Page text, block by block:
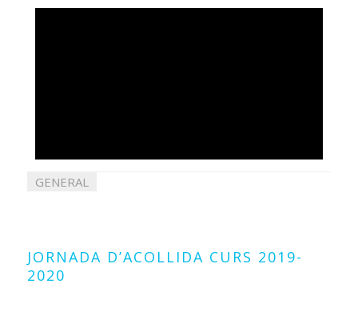
GENERAL
JORNADA D’ACOLLIDA CURS 2019-
2020